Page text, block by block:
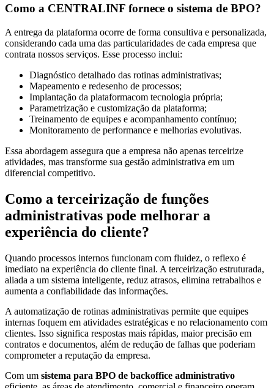
Como a CENTRALINF fornece o sistema de BPO?
A entrega da plataforma ocorre de forma consultiva e personalizada,
considerando cada uma das particularidades de cada empresa que
contrata nossos serviços. Esse processo inclui:
Diagnóstico detalhado das rotinas administrativas;
Mapeamento e redesenho de processos;
Implantação da plataformacom tecnologia própria;
Parametrização e customização da plataforma;
Treinamento de equipes e acompanhamento contínuo;
Monitoramento de performance e melhorias evolutivas.
Essa abordagem assegura que a empresa não apenas terceirize
atividades, mas transforme sua gestão administrativa em um
diferencial competitivo.
Como a terceirização de funções
administrativas pode melhorar a
experiência do cliente?
Quando processos internos funcionam com fluidez, o reflexo é
imediato na experiência do cliente final. A terceirização estruturada,
aliada a um sistema inteligente, reduz atrasos, elimina retrabalhos e
aumenta a confiabilidade das informações.
A automatização de rotinas administrativas permite que equipes
internas foquem em atividades estratégicas e no relacionamento com
clientes. Isso significa respostas mais rápidas, maior precisão em
contratos e documentos, além de redução de falhas que poderiam
comprometer a reputação da empresa.
Com um sistema para BPO de backoffice administrativo